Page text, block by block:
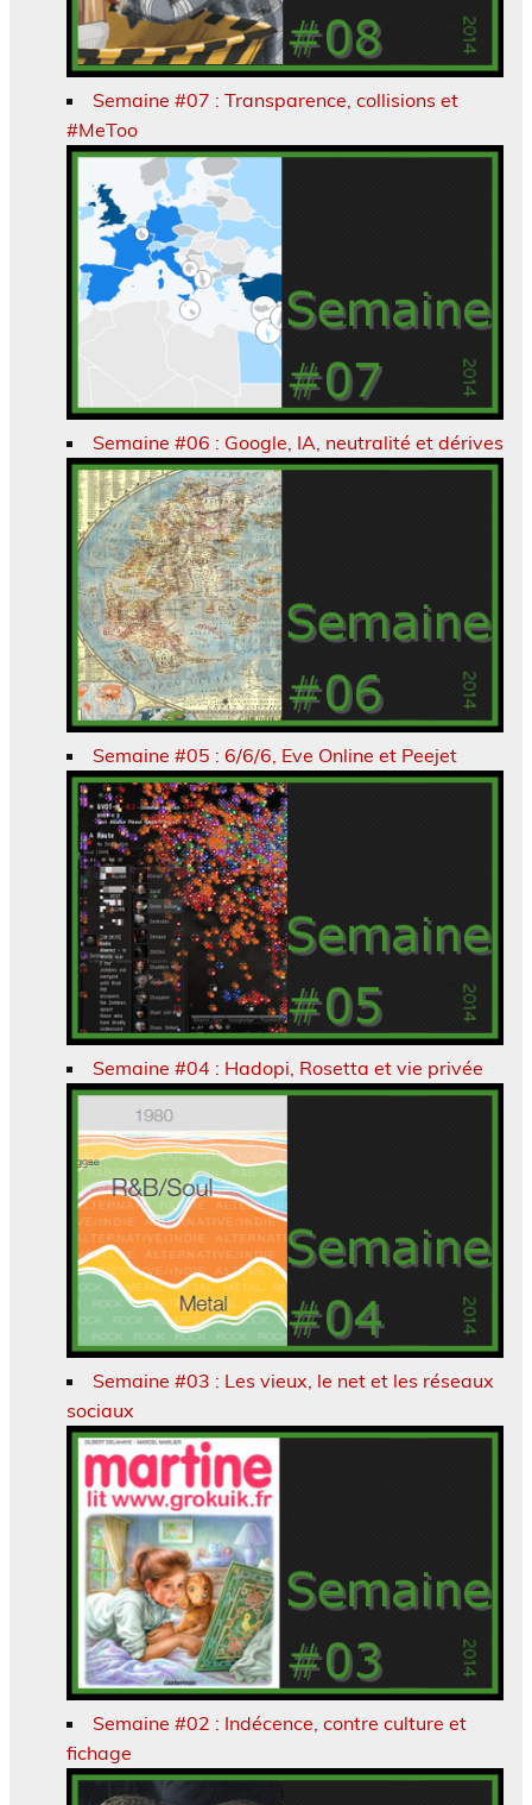
Semaine #07 : Transparence, collisions et
#MeToo
Semaine #06 : Google, IA, neutralité et dérives
Semaine #05 : 6/6/6, Eve Online et Peejet
Semaine #04 : Hadopi, Rosetta et vie privée
Semaine #03 : Les vieux, le net et les réseaux
sociaux
Semaine #02 : Indécence, contre culture et
fichage